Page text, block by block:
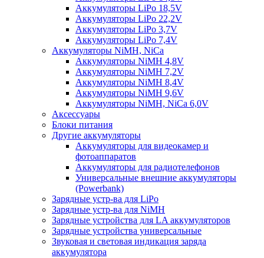
Аккумуляторы LiPo 18,5V
Аккумуляторы LiPo 22,2V
Аккумуляторы LiPo 3,7V
Аккумуляторы LiPo 7,4V
Аккумуляторы NiMH, NiCa
Аккумуляторы NiMH 4,8V
Аккумуляторы NiMH 7,2V
Аккумуляторы NiMH 8,4V
Аккумуляторы NiMH 9,6V
Аккумуляторы NiMH, NiCa 6,0V
Аксессуары
Блоки питания
Другие аккумуляторы
Аккумуляторы для видеокамер и
фотоаппаратов
Аккумуляторы для радиотелефонов
Универсальные внешние аккумуляторы
(Powerbank)
Зарядные устр-ва для LiPo
Зарядные устр-ва для NiMH
Зарядные устройства для LA аккумуляторов
Зарядные устройства универсальные
Звуковая и световая индикация заряда
аккумулятора